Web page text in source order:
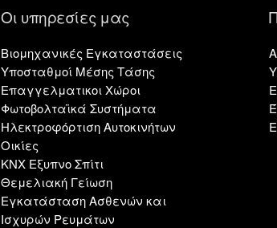
Οι υπηρεσίες μας
Βιομηχανικές Εγκαταστάσεις
Υποσταθμοί Μέσης Τάσης
Επαγγελματικοι Χώροι
Φωτοβολταϊκά Συστήματα
Ηλεκτροφόρτιση Αυτοκινήτων
Οικίες
KNX Εξυπνο Σπίτι
Θεμελιακή Γείωση
Εγκατάσταση Ασθενών και
Ισχυρών Ρευμάτων